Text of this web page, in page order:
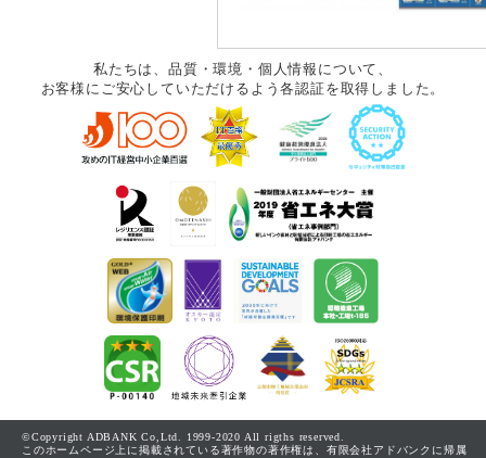
私たちは、品質・環境・個人情報について、
お客様にご安心していただけるよう各認証を取得しました。
©Copyright ADBANK Co,Ltd. 1999-2020 All rigths reserved.
このホームページ上に掲載されている著作物の著作権は、有限会社アドバンクに帰属